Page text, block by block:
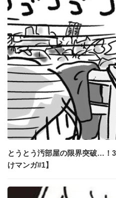
とうとう汚部屋の限界突破…！
けマンガ#1】